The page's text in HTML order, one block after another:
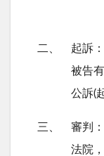
二、
起訴
被告
公訴(
三、
審判
法院